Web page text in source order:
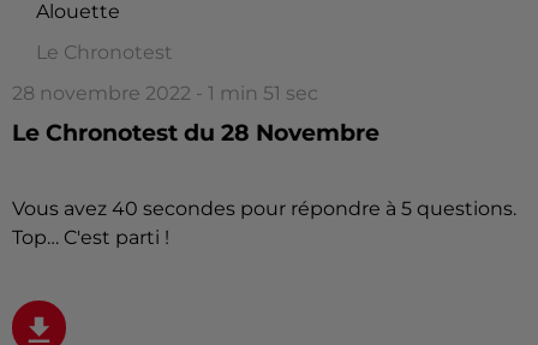
Alouette
Le Chronotest
28 novembre 2022 - 1 min 51 sec
Le Chronotest du 28 Novembre
Vous avez 40 secondes pour répondre à 5 questions.
Top… C'est parti !